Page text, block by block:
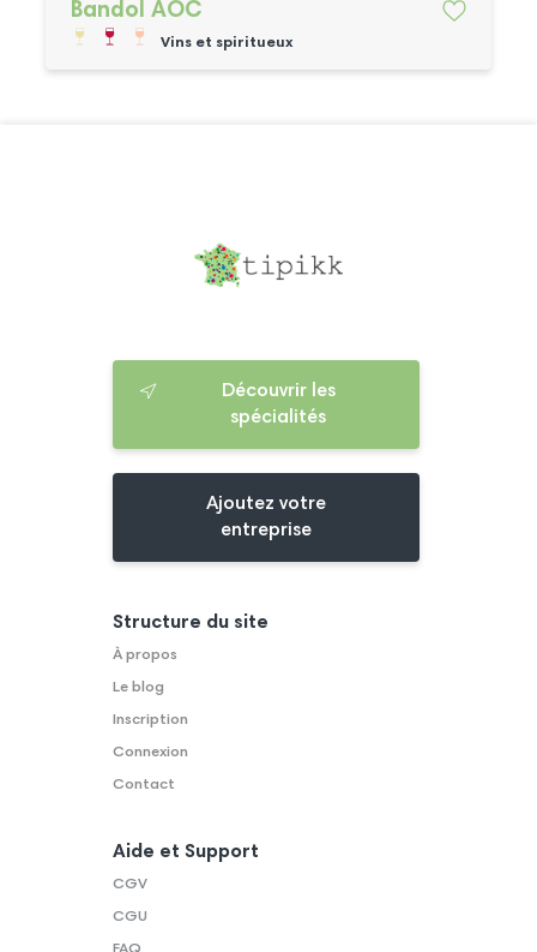
Bandol AOC
Vins et spiritueux
Découvrir les
spécialités
Ajoutez votre
entreprise
Structure du site
À propos
Le blog
Inscription
Connexion
Contact
Aide et Support
CGV
CGU